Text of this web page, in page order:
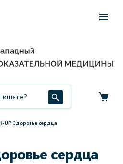
UP Здоровье сердца
сердца